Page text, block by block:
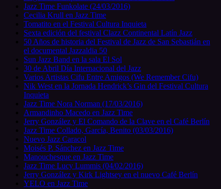
Jazz Time Funkolate (24/03/2016)
Cecilia Krull en Jazz Time
Tomatito en el Festival Cultura Inquieta
Sexta edición del festival Clazz Continental Latín Jazz
50 Años de historia del Festival de Jazz de San Sebastián en
el documental Jazzaldia 50
Sun Jazz Band en la sala El Sol
30 de Abril Día Internacional del Jazz
Varios Artistas Cifu Entre Amigos (We Remember Cifu)
Nik West en la Jornada Hendrick’s Gin del Festival Cultura
Inquieta
Jazz Time Nora Norman (17/03/2016)
Armandinho Macedo en Jazz Time
Jerry González y El Comando de la Clave en el Café Berlín
Jazz Time Collado, García, Benito (03/03/2016)
Nuevo Jazz Caracol
Moisés P. Sánchez en Jazz Time
Manouchesque en Jazz Time
Jazz Time Lucy Lummis (04/02/2016)
Jerry González y Kirk Lightsey en el nuevo Café Berlín
YELO en Jazz Time